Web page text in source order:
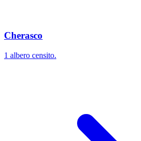
Cherasco
1 albero censito.